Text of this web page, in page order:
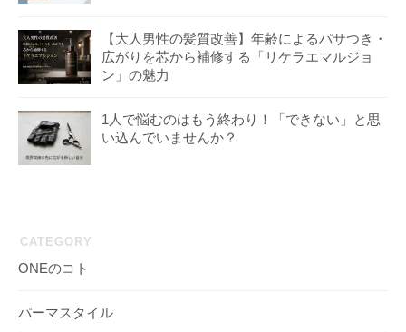
【大人男性の髪質改善】年齢によるパサつき・
広がりを芯から補修する「リケラエマルジョ
ン」の魅力
1人で悩むのはもう終わり！「できない」と思
い込んでいませんか？
CATEGORY
ONEのコト
パーマスタイル